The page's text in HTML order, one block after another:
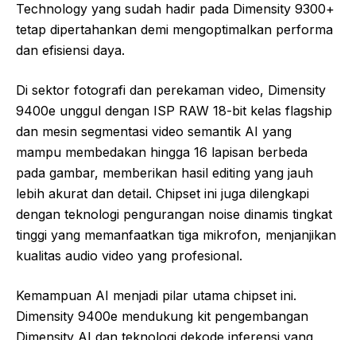
Technology yang sudah hadir pada Dimensity 9300+
tetap dipertahankan demi mengoptimalkan performa
dan efisiensi daya.
Di sektor fotografi dan perekaman video, Dimensity
9400e unggul dengan ISP RAW 18-bit kelas flagship
dan mesin segmentasi video semantik AI yang
mampu membedakan hingga 16 lapisan berbeda
pada gambar, memberikan hasil editing yang jauh
lebih akurat dan detail. Chipset ini juga dilengkapi
dengan teknologi pengurangan noise dinamis tingkat
tinggi yang memanfaatkan tiga mikrofon, menjanjikan
kualitas audio video yang profesional.
Kemampuan AI menjadi pilar utama chipset ini.
Dimensity 9400e mendukung kit pengembangan